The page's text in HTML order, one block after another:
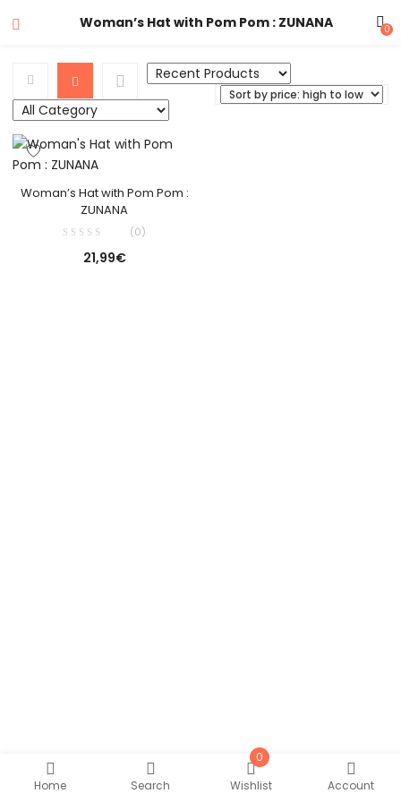
Woman’s Hat with Pom Pom : ZUNANA 0
Home Search
0
Wishlist
Account
Woman’s Hat with Pom Pom :
ZUNANA
(0)
21,99€